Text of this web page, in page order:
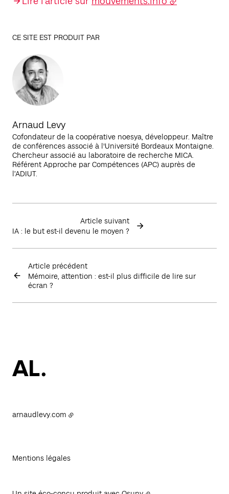
CE SITE EST PRODUIT PAR
Arnaud Levy
Cofondateur de la coopérative noesya, développeur. Maître
de conférences associé à l'Université Bordeaux Montaigne.
Chercheur associé au laboratoire de recherche MICA.
Référent Approche par Compétences (APC) auprès de
l’ADIUT.
Article précédent
Mémoire, attention : est-il plus difficile de lire sur
écran ?
Article suivant
IA : le but est-il devenu le moyen ?
arnaudlevy.com
Mentions légales